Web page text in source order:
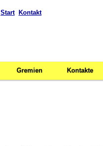
Start Kontakt
Gremien Kontakte